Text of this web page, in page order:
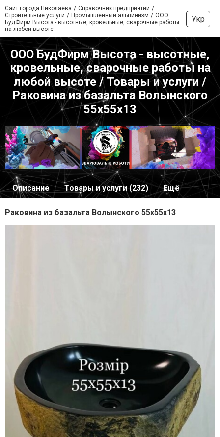
Сайт города Николаева
Справочник предприятий
Строительные услуги
Промышленный альпинизм
ООО
БудФирм Высота - высотные, кровельные, сварочные работы
на любой высоте
Укр
ООО БудФирм Высота - высотные,
кровельные, сварочные работы на
любой высоте / Товары и услуги /
Раковина из базальта Волынского
55х55х13
Описание Товары и услуги (232) Ещё
Раковина из базальта Волынского 55х55х13